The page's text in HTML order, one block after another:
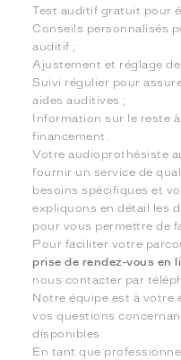
Test auditif gratuit pour
Conseils personnalisés
auditif ;
Ajustement et réglage
Suivi régulier pour
aides auditives ;
Information sur le reste
financement.
Votre audioprothésiste
fournir un service de
besoins spécifiques et
expliquons en détail les
pour vous permettre de
Pour faciliter votre
prise de rendez-vous en
nous contacter par
Notre équipe est à votre
vos questions
disponibles.
En tant que